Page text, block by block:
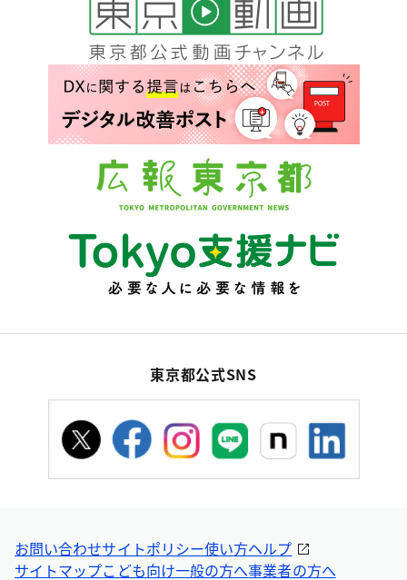
東京都公式SNS
お問い合わせサイトポリシー使い方ヘルプ
サイトマップこども向け一般の方へ事業者の方へ